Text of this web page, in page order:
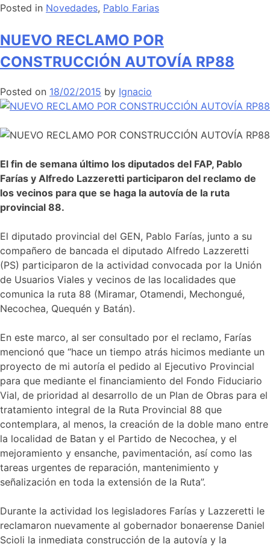
Posted in Novedades, Pablo Farias
NUEVO RECLAMO POR
CONSTRUCCIÓN AUTOVÍA RP88
Posted on 18/02/2015 by Ignacio
El fin de semana último los diputados del FAP, Pablo
Farías y Alfredo Lazzeretti participaron del reclamo de
los vecinos para que se haga la autovía de la ruta
provincial 88.
El diputado provincial del GEN, Pablo Farías, junto a su
compañero de bancada el diputado Alfredo Lazzeretti
(PS) participaron de la actividad convocada por la Unión
de Usuarios Viales y vecinos de las localidades que
comunica la ruta 88 (Miramar, Otamendi, Mechongué,
Necochea, Quequén y Batán).
En este marco, al ser consultado por el reclamo, Farías
mencionó que “hace un tiempo atrás hicimos mediante un
proyecto de mi autoría el pedido al Ejecutivo Provincial
para que mediante el financiamiento del Fondo Fiduciario
Vial, de prioridad al desarrollo de un Plan de Obras para el
tratamiento integral de la Ruta Provincial 88 que
contemplara, al menos, la creación de la doble mano entre
la localidad de Batan y el Partido de Necochea, y el
mejoramiento y ensanche, pavimentación, así como las
tareas urgentes de reparación, mantenimiento y
señalización en toda la extensión de la Ruta”.
Durante la actividad los legisladores Farías y Lazzeretti le
reclamaron nuevamente al gobernador bonaerense Daniel
Scioli la inmediata construcción de la autovía y la